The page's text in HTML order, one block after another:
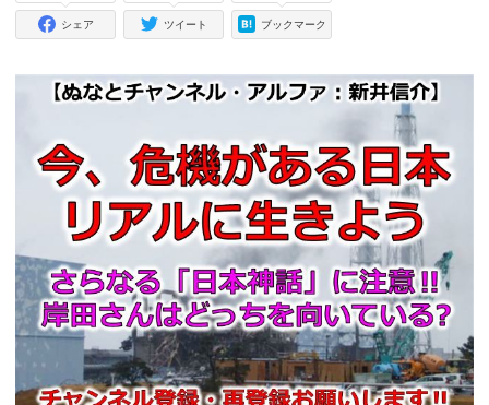
シェア ツイート ブックマーク